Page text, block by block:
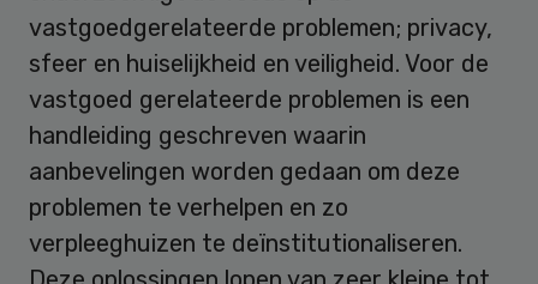
vastgoedgerelateerde problemen; privacy,
sfeer en huiselijkheid en veiligheid. Voor de
vastgoed gerelateerde problemen is een
handleiding geschreven waarin
aanbevelingen worden gedaan om deze
problemen te verhelpen en zo
verpleeghuizen te deïnstitutionaliseren.